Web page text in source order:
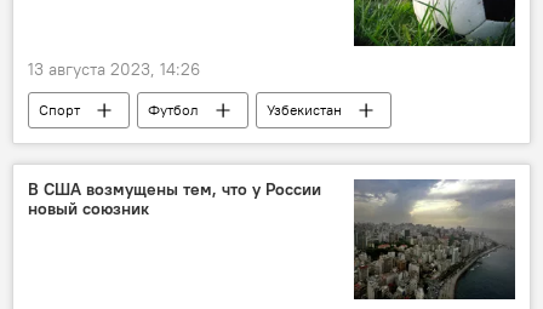
13 августа 2023, 14:26
Спорт Футбол
Узбекистан
Саудовская Аравия
турнир
В США возмущены тем, что у России
новый союзник